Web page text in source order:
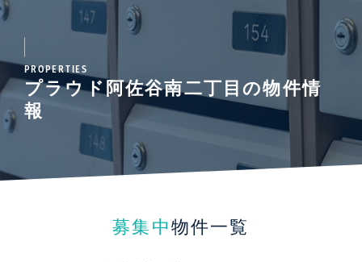
PROPERTIES
プラウド阿佐谷南二丁目の物件情
報
募集中 物件一覧